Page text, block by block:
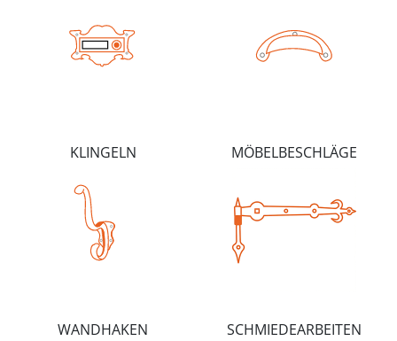
KLINGELN MÖBELBESCHLÄGE
WANDHAKEN SCHMIEDEARBEITEN